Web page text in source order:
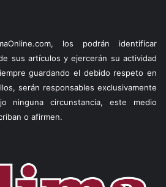
los podrán identificar
sus artículos y ejercerán su actividad
guardando el debido respeto en
serán responsables exclusivamente
ninguna circunstancia, este medio
o afirmen.